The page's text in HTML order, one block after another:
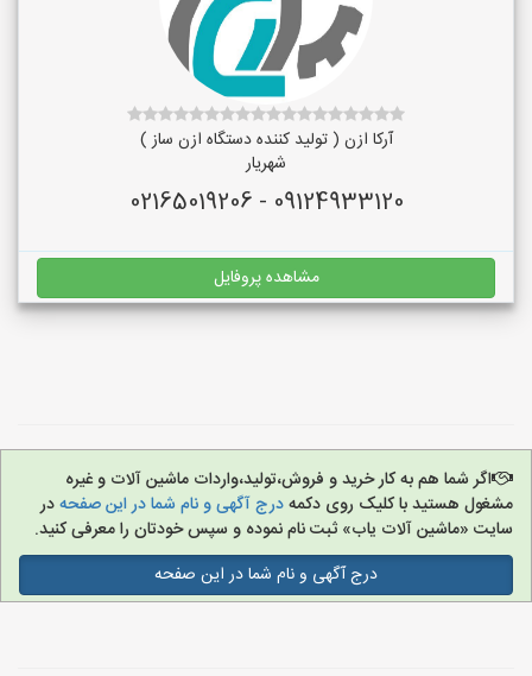
آرکا ازن ( تولید کننده دستگاه ازن ساز )
شهریار
09124933120 - 02165019206
مشاهده پروفایل
اگر شما هم به کار خرید و فروش،تولید،واردات ماشین آلات و غیره
مشغول هستید با کلیک روی دکمهدرج آگهی و نام شما در این صفحهدر
سایت «ماشین آلات یاب» ثبت نام نموده و سپس خودتان را معرفی کنید.
درج آگهی و نام شما در این صفحه